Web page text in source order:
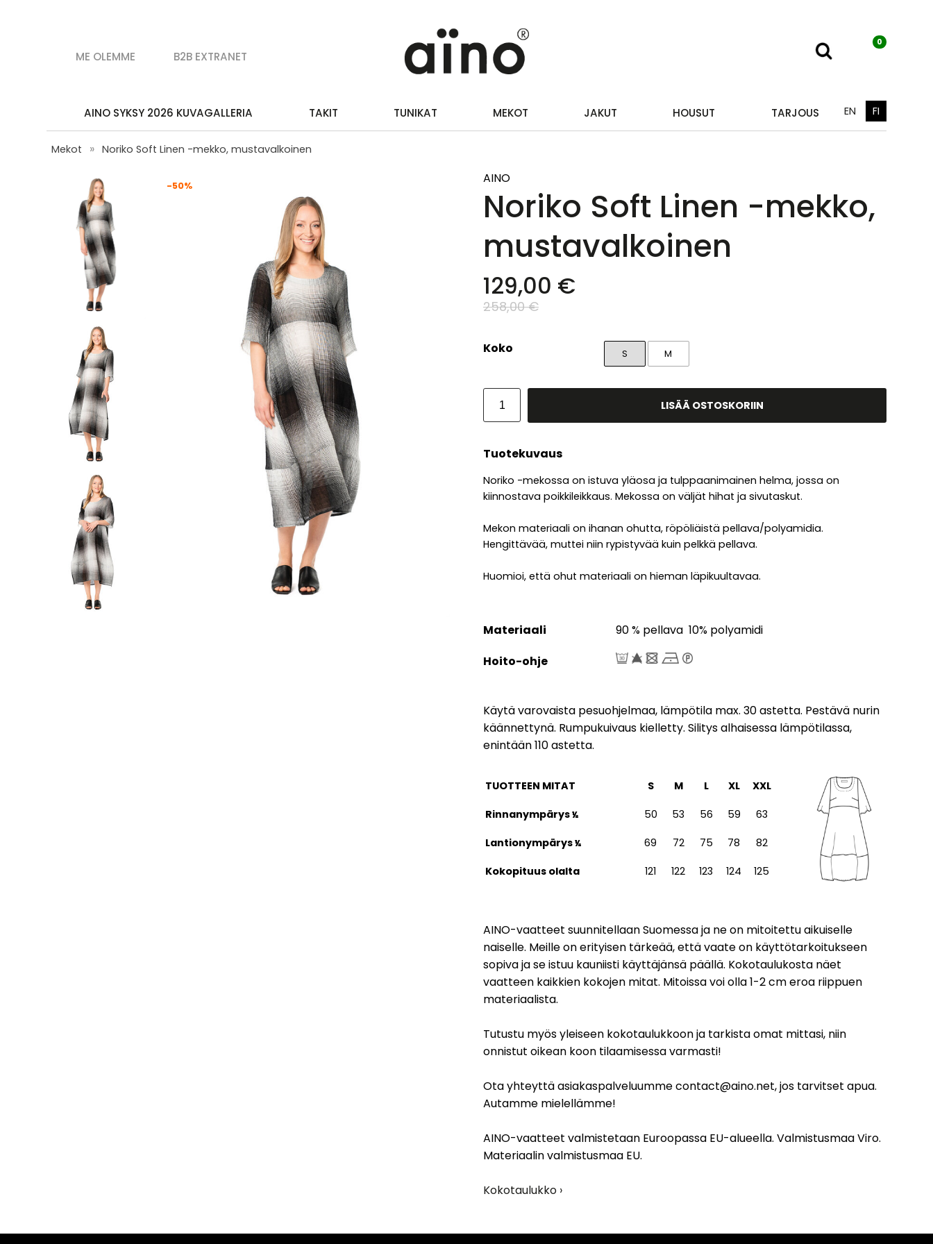
ME OLEMME B2B EXTRANET
0
AINO SYKSY 2026 KUVAGALLERIA TAKIT TUNIKAT MEKOT JAKUT HOUSUT TARJOUS EN FI
Mekot » Noriko Soft Linen -mekko, mustavalkoinen
-50% AINO
Noriko Soft Linen -mekko,
mustavalkoinen
129,00 €
258,00 €
Koko S M
LISÄÄ OSTOSKORIIN
Tuotekuvaus
Noriko -mekossa on istuva yläosa ja tulppaanimainen helma, jossa on
kiinnostava poikkileikkaus. Mekossa on väljät hihat ja sivutaskut.
Mekon materiaali on ihanan ohutta, röpöliäistä pellava/polyamidia.
Hengittävää, muttei niin rypistyvää kuin pelkkä pellava.
Huomioi, että ohut materiaali on hieman läpikuultavaa.
Materiaali
90 % pellava 10% polyamidi
Hoito-ohje
Käytä varovaista pesuohjelmaa, lämpötila max. 30 astetta. Pestävä nurin
käännettynä. Rumpukuivaus kielletty. Silitys alhaisessa lämpötilassa,
enintään 110 astetta.
TUOTTEEN MITAT S M L XL XXL
Rinnanympärys½ 50 53 56 59 63
Lantionympärys½ 69 72 75 78 82
Kokopituus olalta 121 122 123 124 125
AINO-vaatteet suunnitellaan Suomessa ja ne on mitoitettu aikuiselle
naiselle. Meille on erityisen tärkeää, että vaate on käyttötarkoitukseen
sopiva ja se istuu kauniisti käyttäjänsä päällä. Kokotaulukosta näet
vaatteen kaikkien kokojen mitat. Mitoissa voi olla 1-2 cm eroa riippuen
materiaalista.
Tutustu myös yleiseen kokotaulukkoon ja tarkista omat mittasi, niin
onnistut oikean koon tilaamisessa varmasti!
Ota yhteyttä asiakaspalveluumme contact@aino.net, jos tarvitset apua.
Autamme mielellämme!
AINO-vaatteet valmistetaan Euroopassa EU-alueella. Valmistusmaa Viro.
Materiaalin valmistusmaa EU.
Kokotaulukko ›